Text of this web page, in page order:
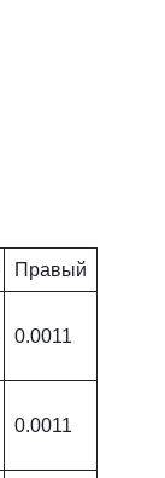
Правый
0.0011
0.0011